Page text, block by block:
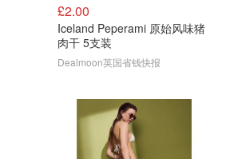
£2.00
Iceland Peperami 原始风味猪
肉干 5支装
Dealmoon英国省钱快报